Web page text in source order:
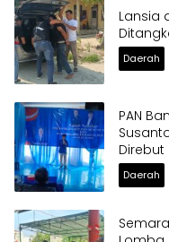
Lansia
Daerah
PAN
Direbut
Daerah